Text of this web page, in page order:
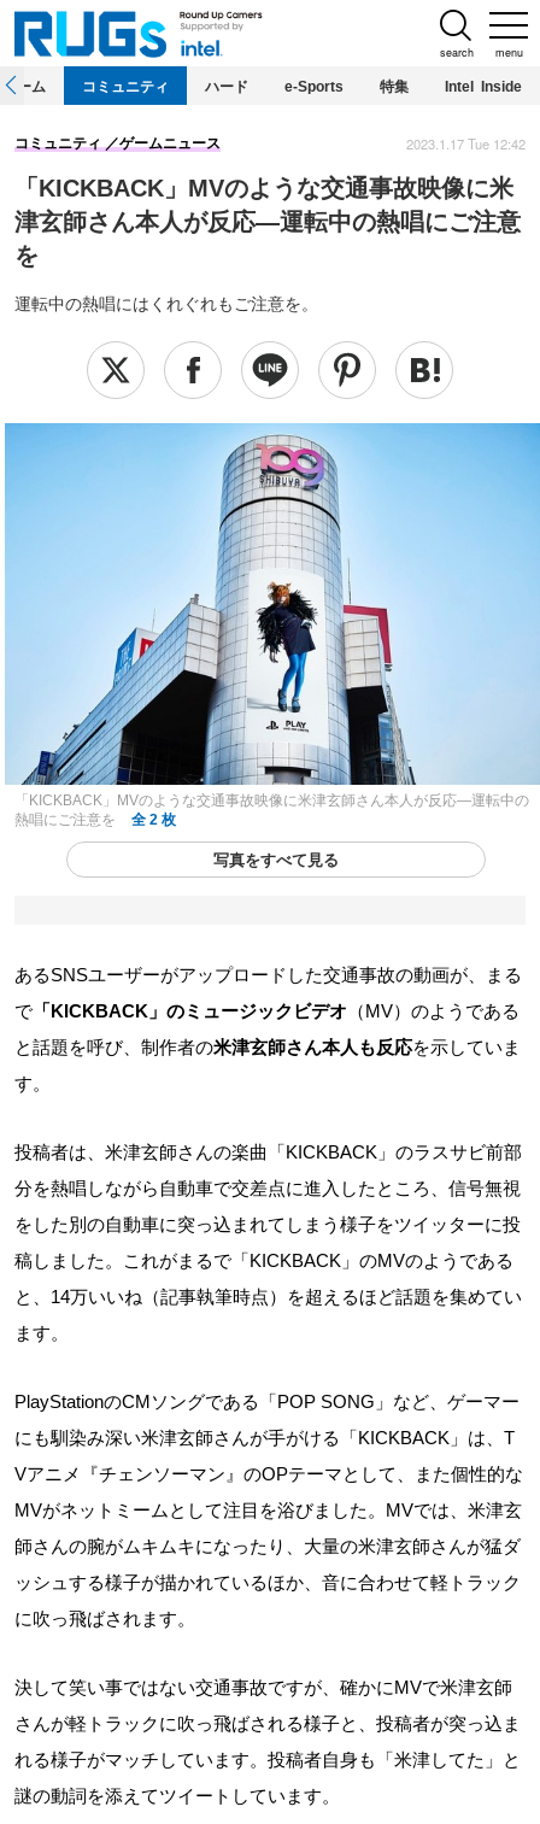
menu
search
ホーム コミュニティ ハード e-Sports 特集 Intel Inside
「KICKBACK」MVのような交通事故映像に米
津玄師さん本人が反応―運転中の熱唱にご注意
を
運転中の熱唱にはくれぐれもご注意を。
コミュニティ ゲームニュース 2023.1.17 Tue 12:42
「KICKBACK」MVのような交通事故映像に米津玄師さん本人が反応―運転中の
熱唱にご注意を
全 2 枚
写真をすべて見る
あるSNSユーザーがアップロードした交通事故の動画が、まる
で 「KICKBACK」のミュージックビデオ （MV）のようである
と話題を呼び、制作者の米津玄師さん本人も反応を示していま
す。
投稿者は、米津玄師さんの楽曲「KICKBACK」のラスサビ前部
分を熱唱しながら自動車で交差点に進入したところ、信号無視
をした別の自動車に突っ込まれてしまう様子をツイッターに投
稿しました。これがまるで「KICKBACK」のMVのようである
と、14万いいね（記事執筆時点）を超えるほど話題を集めてい
ます。
PlayStationのCMソングである「POP SONG」など、ゲーマー
にも馴染み深い米津玄師さんが手がける「KICKBACK」は、T
Vアニメ『チェンソーマン』のOPテーマとして、また個性的な
MVがネットミームとして注目を浴びました。MVでは、米津玄
師さんの腕がムキムキになったり、大量の米津玄師さんが猛ダ
ッシュする様子が描かれているほか、音に合わせて軽トラック
に吹っ飛ばされます。
決して笑い事ではない交通事故ですが、確かにMVで米津玄師
さんが軽トラックに吹っ飛ばされる様子と、投稿者が突っ込ま
れる様子がマッチしています。投稿者自身も「米津してた」と
謎の動詞を添えてツイートしています。